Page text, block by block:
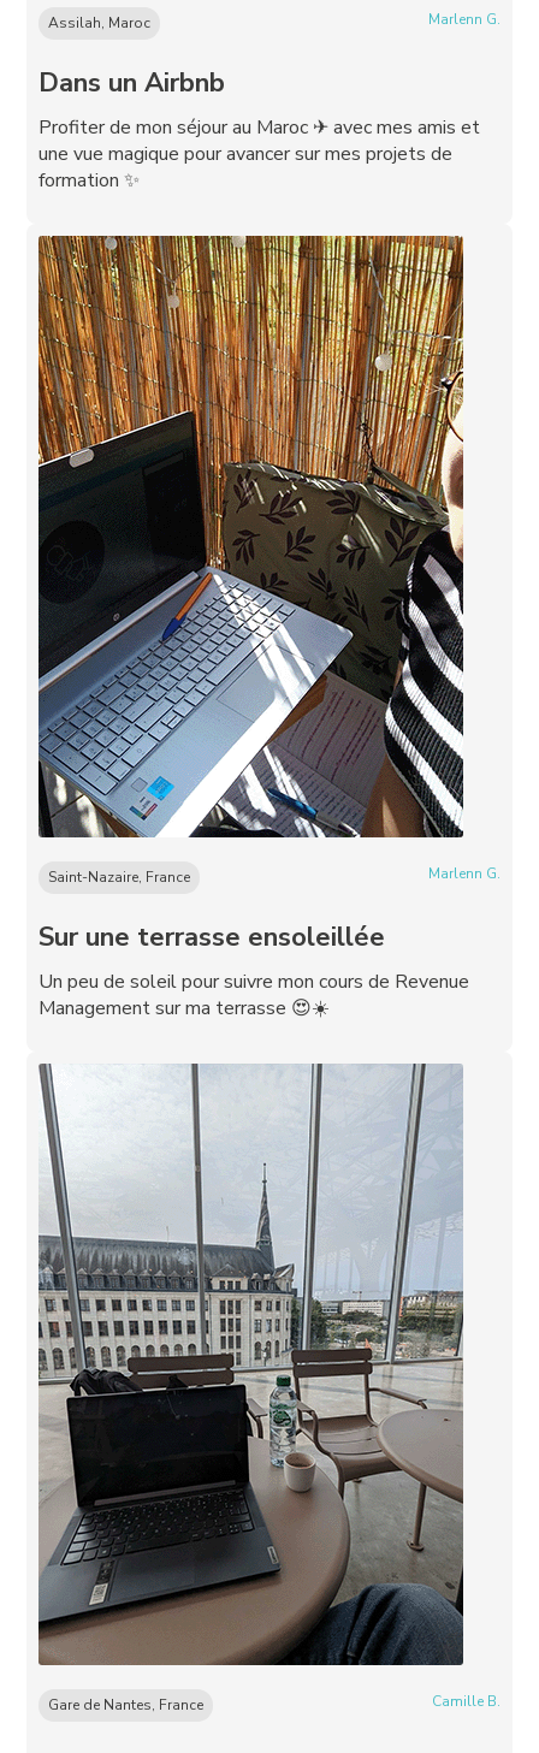
Assilah, Maroc Marlenn G.
Dans un Airbnb
Profiter de mon séjour au Maroc ✈ avec mes amis et
une vue magique pour avancer sur mes projets de
formation ✨
Saint-Nazaire, France Marlenn G.
Sur une terrasse ensoleillée
Un peu de soleil pour suivre mon cours de Revenue
Management sur ma terrasse 😍☀️
Gare de Nantes, France Camille B.